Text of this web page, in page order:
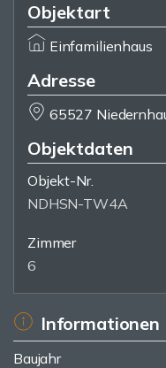
Objektart
Einfamilienhaus
Adresse
65527
Objektdaten
Objekt-Nr.
NDHSN-TW4A
Zimmer
6
Informationen
Baujahr